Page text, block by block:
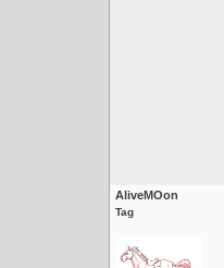
AliveMOon
Tag